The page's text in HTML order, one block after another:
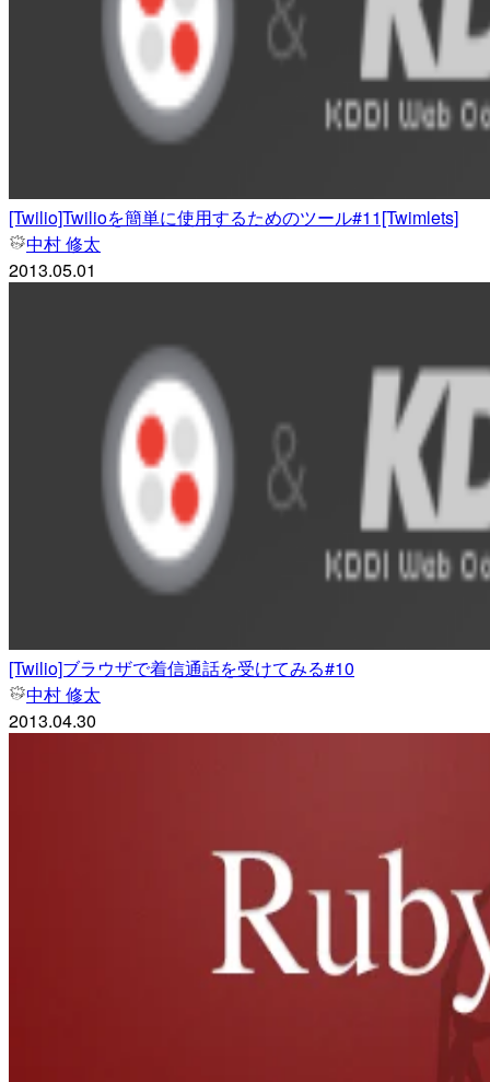
[Twilio]Twilioを簡単に使用するためのツール#11[Twimlets]
中村 修太
2013.05.01
[Twilio]ブラウザで着信通話を受けてみる#10
中村 修太
2013.04.30